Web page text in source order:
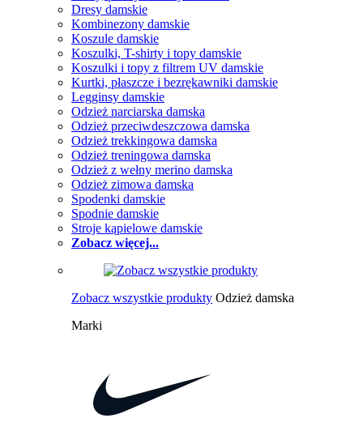
Dresy damskie
Kombinezony damskie
Koszule damskie
Koszulki, T-shirty i topy damskie
Koszulki i topy z filtrem UV damskie
Kurtki, płaszcze i bezrękawniki damskie
Legginsy damskie
Odzież narciarska damska
Odzież przeciwdeszczowa damska
Odzież trekkingowa damska
Odzież treningowa damska
Odzież z wełny merino damska
Odzież zimowa damska
Spodenki damskie
Spodnie damskie
Stroje kąpielowe damskie
Zobacz więcej...
Zobacz wszystkie produkty Odzież damska
Marki